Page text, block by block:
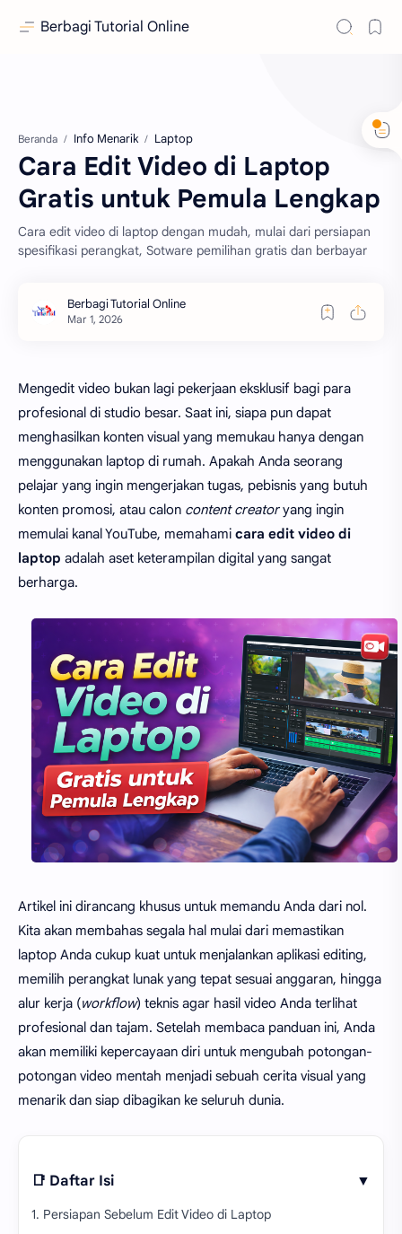
Berbagi Tutorial Online
Beranda Info Menarik Laptop
Cara Edit Video di Laptop
Gratis untuk Pemula Lengkap
Cara edit video di laptop dengan mudah, mulai dari persiapan
spesifikasi perangkat, Sotware pemilihan gratis dan berbayar
Mengedit video bukan lagi pekerjaan eksklusif bagi para
profesional di studio besar. Saat ini, siapa pun dapat
menghasilkan konten visual yang memukau hanya dengan
menggunakan laptop di rumah. Apakah Anda seorang
pelajar yang ingin mengerjakan tugas, pebisnis yang butuh
konten promosi, atau calon content creatoryang ingin
memulai kanal YouTube, memahami cara edit video di
laptop adalah aset keterampilan digital yang sangat
berharga.
Artikel ini dirancang khusus untuk memandu Anda dari nol.
Kita akan membahas segala hal mulai dari memastikan
laptop Anda cukup kuat untuk menjalankan aplikasi editing,
memilih perangkat lunak yang tepat sesuai anggaran, hingga
alur kerja (workflow) teknis agar hasil video Anda terlihat
profesional dan tajam. Setelah membaca panduan ini, Anda
akan memiliki kepercayaan diri untuk mengubah potongan-
potongan video mentah menjadi sebuah cerita visual yang
menarik dan siap dibagikan ke seluruh dunia.
📑 Daftar Isi ▼
1. Persiapan Sebelum Edit Video di Laptop